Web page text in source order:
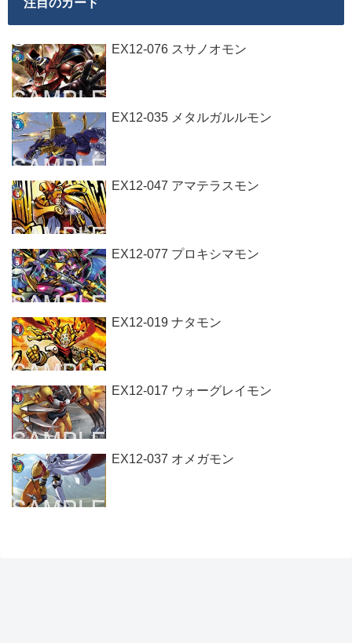
注目のカード
EX12-076 スサノオモン
EX12-035 メタルガルルモン
EX12-047 アマテラスモン
EX12-077 プロキシマモン
EX12-019 ナタモン
EX12-017 ウォーグレイモン
EX12-037 オメガモン